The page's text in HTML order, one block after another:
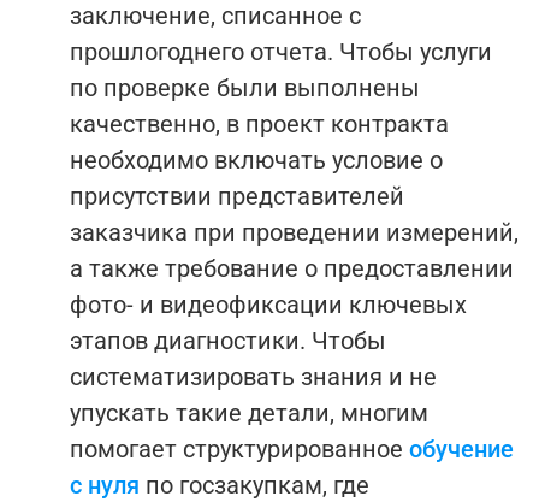
заключение, списанное с
прошлогоднего отчета. Чтобы услуги
по проверке были выполнены
качественно, в проект контракта
необходимо включать условие о
присутствии представителей
заказчика при проведении измерений,
а также требование о предоставлении
фото- и видеофиксации ключевых
этапов диагностики. Чтобы
систематизировать знания и не
упускать такие детали, многим
помогает структурированное обучение
с нуля по госзакупкам, где